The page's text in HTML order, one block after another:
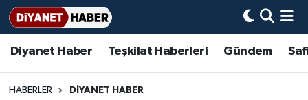
Diyanet Haber Teşkilat Haberleri Gündem
HABERLER DİYANET HABER
Diyanet Haber
Teşkilat Haberleri
Adana Müftülüğü
Adıyaman Müftülüğü
Bir Ayet
Bir Hikaye
Aile Dergisi
Aylık Dergi
İmam Hatip Okulları
Başmakale
Hadis-i Şerifler
Hayat Okumaları
Nöbetçi Eczaneler
Hava Durumu